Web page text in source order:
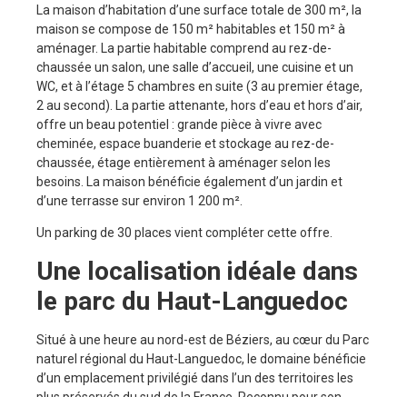
La maison d’habitation d’une surface totale de 300 m², la
maison se compose de 150 m² habitables et 150 m² à
aménager. La partie habitable comprend au rez-de-
chaussée un salon, une salle d’accueil, une cuisine et un
WC, et à l’étage 5 chambres en suite (3 au premier étage,
2 au second). La partie attenante, hors d’eau et hors d’air,
offre un beau potentiel : grande pièce à vivre avec
cheminée, espace buanderie et stockage au rez-de-
chaussée, étage entièrement à aménager selon les
besoins. La maison bénéficie également d’un jardin et
d’une terrasse sur environ 1 200 m².
Un parking de 30 places vient compléter cette offre.
Une localisation idéale dans
le parc du Haut-Languedoc
Situé à une heure au nord-est de Béziers, au cœur du Parc
naturel régional du Haut-Languedoc, le domaine bénéficie
d’un emplacement privilégié dans l’un des territoires les